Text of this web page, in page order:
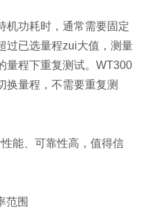
机功耗时，通常需要固定
过已选量程zui大值，测量
量程下重复测试。WT300
换量程，不需要重复测
能、可靠性高，值得信
范围